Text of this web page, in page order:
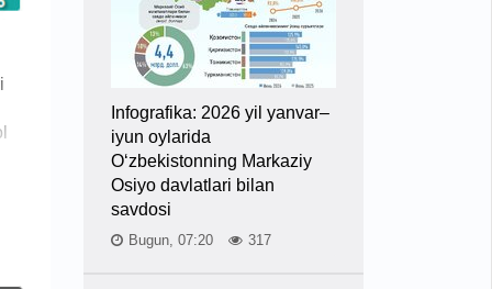
Infografika: 2026 yil yanvar–
iyun oylarida
O‘zbekistonning Markaziy
Osiyo davlatlari bilan
savdosi
Bugun, 07:20 317